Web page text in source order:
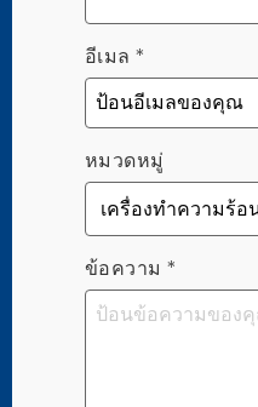
อีเมล *
หมวดหมู่
ข้อความ *